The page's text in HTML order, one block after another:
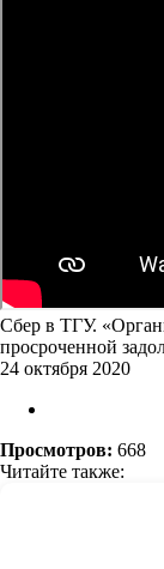
Сбер в ТГУ.
просроченной
24 октября 2020
Просмотров: 668
Читайте также: